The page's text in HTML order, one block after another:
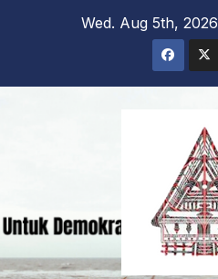
Wed. Aug 5th, 2026